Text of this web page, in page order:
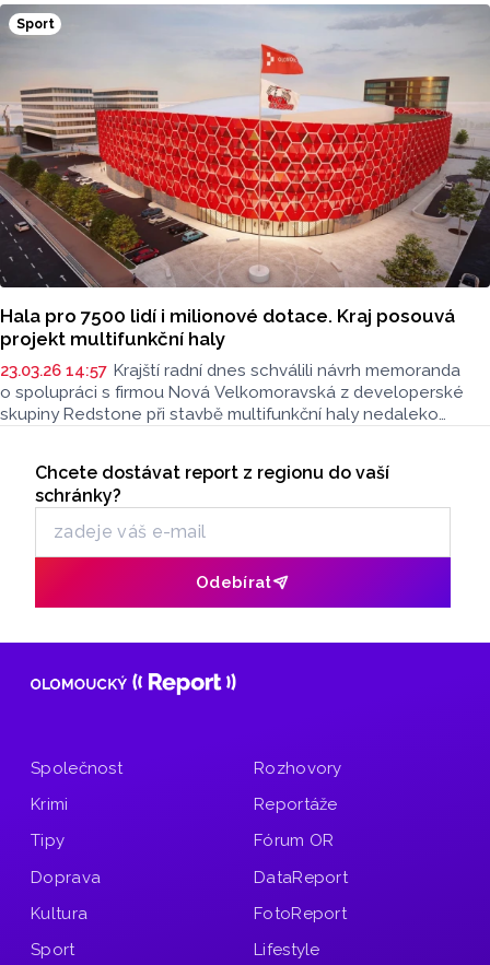
o tom tisková mluvčí nemocnice Radka Miloševská.
V Prostějově vyšetřují i sportovce z Moravskoslezského,
Zlínského nebo Jihomoravského kraje.
Sport
Hala pro 7500 lidí i milionové dotace. Kraj posouvá
projekt multifunkční haly
23.03.26 14:57 Krajští radní dnes schválili návrh memoranda
o spolupráci s firmou Nová Velkomoravská z developerské
skupiny Redstone při stavbě multifunkční haly nedaleko
hejtman Ladislav Okleštěk (ANO).
Odběr newsletteru
Chcete dostávat report z regionu do vaší
schránky?
Odebírat
Společnost
Krimi
Tipy
Doprava
Kultura
Sport
Rozhovory
Reportáže
Fórum OR
DataReport
FotoReport
Lifestyle